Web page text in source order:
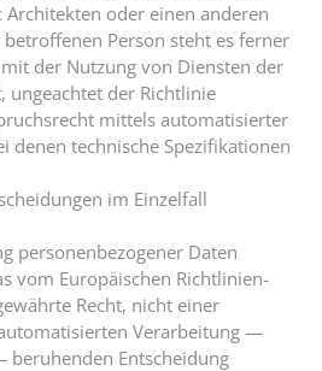
oder einen anderen
Person steht es ferner
der Nutzung von Diensten der
ungeachtet der Richtlinie
mittels automatisierter
denen technische Spezifikationen
im Einzelfall
personenbezogener Daten
vom Europäischen Richtlinien-
Recht, nicht einer
Verarbeitung —
Entscheidung